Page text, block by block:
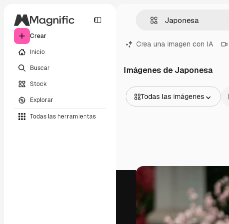
Crear
Inicio
Buscar
Stock
Explorar
Todas las herramientas
Crea una imagen con IA
Imágenes de Japonesa
Todas las imágenes
Vídeos
Clips de vídeo
Motion graphics
Plantillas de vídeos
Iconos
Modelos 3D
Fuentes